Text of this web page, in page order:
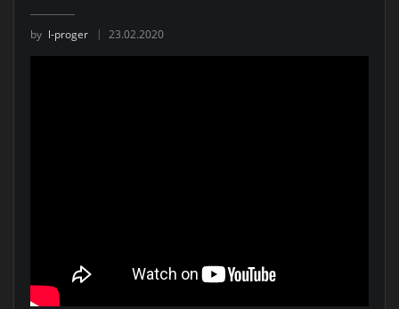
by l-proger 23.02.2020